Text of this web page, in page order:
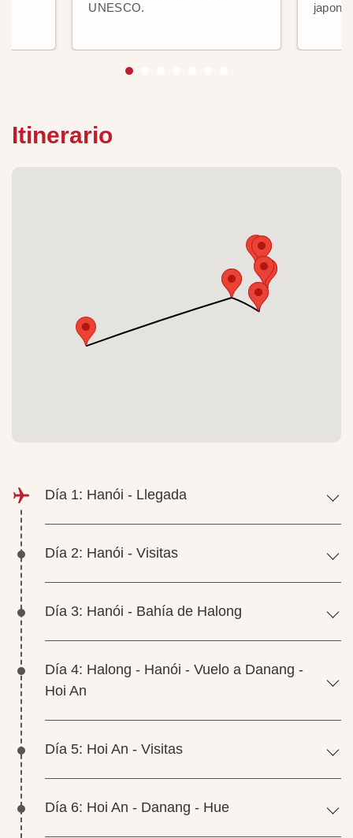
UNESCO.
Itinerario
Día 1: Hanói - Llegada
Día 2: Hanói - Visitas
Día 3: Hanói - Bahía de Halong
Día 4: Halong - Hanói - Vuelo a Danang -
Hoi An
Día 5: Hoi An - Visitas
Día 6: Hoi An - Danang - Hue